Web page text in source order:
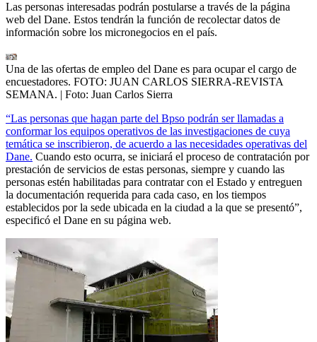
Las personas interesadas podrán postularse a través de la página
web del Dane. Estos tendrán la función de recolectar datos de
información sobre los micronegocios en el país.
Una de las ofertas de empleo del Dane es para ocupar el cargo de
encuestadores. FOTO: JUAN CARLOS SIERRA-REVISTA
SEMANA. | Foto: Juan Carlos Sierra
“Las personas que hagan parte del Bpso podrán ser llamadas a
conformar los equipos operativos de las investigaciones de cuya
temática se inscribieron, de acuerdo a las necesidades operativas del
Dane. Cuando esto ocurra, se iniciará el proceso de contratación por
prestación de servicios de estas personas, siempre y cuando las
personas estén habilitadas para contratar con el Estado y entreguen
la documentación requerida para cada caso, en los tiempos
establecidos por la sede ubicada en la ciudad a la que se presentó”,
especificó el Dane en su página web.